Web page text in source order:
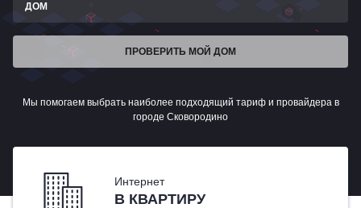
ДОМ
ПРОВЕРИТЬ МОЙ ДОМ
Мы помогаем выбрать наиболее подходящий тариф и провайдера в
городе Сковородино
Интернет
В КВАРТИРУ